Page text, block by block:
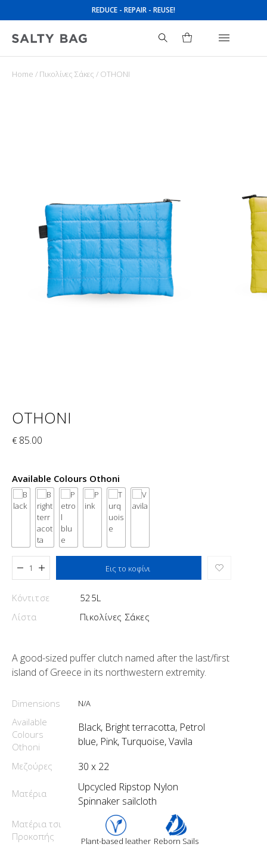
REDUCE - REPAIR - REUSE!
Search
Home / Πικολίνες Σάκες / OTHONI
OTHONI
€ 85.00
Available Colours Othoni
Εις το κοφίνι
Added to cart
Κόντιτσε
525L
Λίστα
Πικολίνες Σάκες
A good-sized puffer clutch named after the last/first
island of Greece in its northwestern extremity.
Dimensions N/A
Available
Colours
Othoni
Black, Bright terracotta, Petrol
blue, Pink, Turquoise, Vavila
Μεζούρες 30 x 22
Ματέρια
Upcycled Ripstop Nylon
Spinnaker sailcloth
Ματέρια τσι
Προκοπής
Plant-based leather Reborn Sails